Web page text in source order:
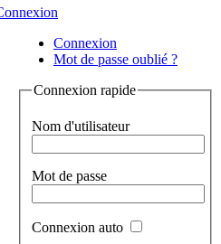
Connexion
Mot de passe oublié ?
Connexion rapide
Nom d'utilisateur
Mot de passe
Connexion auto